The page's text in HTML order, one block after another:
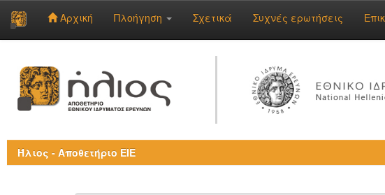
navigation
Αρχική Πλοήγηση Σχετικά Συχνές ερωτήσεις
Ήλιος - Αποθετήριο ΕΙΕ